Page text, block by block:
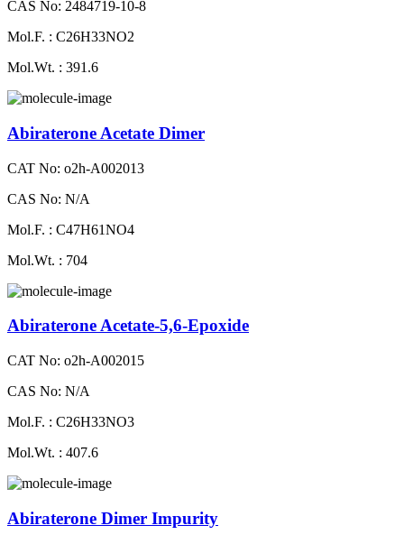
CAS No: 2484719-10-8
Mol.F. : C26H33NO2
Mol.Wt. : 391.6
Abiraterone Acetate Dimer
CAT No: o2h-A002013
CAS No: N/A
Mol.F. : C47H61NO4
Mol.Wt. : 704
Abiraterone Acetate-5,6-Epoxide
CAT No: o2h-A002015
CAS No: N/A
Mol.F. : C26H33NO3
Mol.Wt. : 407.6
Abiraterone Dimer Impurity